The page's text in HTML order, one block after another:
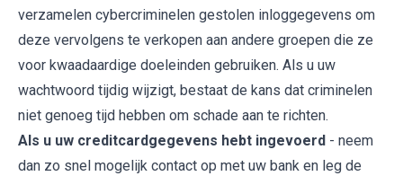
verzamelen cybercriminelen gestolen inloggegevens om
deze vervolgens te verkopen aan andere groepen die ze
voor kwaadaardige doeleinden gebruiken. Als u uw
wachtwoord tijdig wijzigt, bestaat de kans dat criminelen
niet genoeg tijd hebben om schade aan te richten.
Als u uw creditcardgegevens hebt ingevoerd - neem
dan zo snel mogelijk contact op met uw bank en leg de